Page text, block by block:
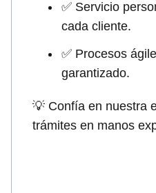
✅ Servicio
cada cliente.
✅ Procesos
garantizado.
💡 Confía en nuestra
trámites en manos